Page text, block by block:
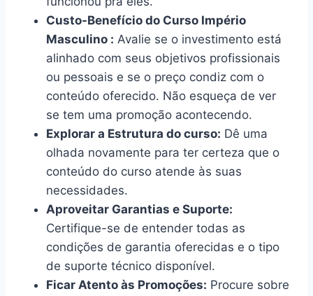
Custo-Benefício do Curso Império
Masculino : Avalie se o investimento está
alinhado com seus objetivos profissionais
ou pessoais e se o preço condiz com o
conteúdo oferecido. Não esqueça de ver
se tem uma promoção acontecendo.
Explorar a Estrutura do curso: Dê uma
olhada novamente para ter certeza que o
conteúdo do curso atende às suas
necessidades.
Aproveitar Garantias e Suporte:
Certifique-se de entender todas as
condições de garantia oferecidas e o tipo
de suporte técnico disponível.
Ficar Atento às Promoções: Procure sobre